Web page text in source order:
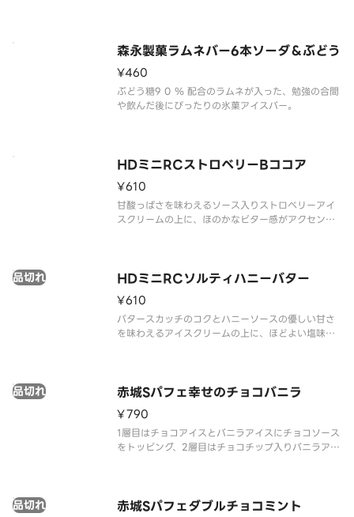
森永製菓ラムネバー6本ソーダ＆ぶどう
¥460
ぶどう糖9 0 ％ 配合のラムネが入った、勉強の合間
や飲んだ後にぴったりの氷菓アイスバー。
HDミニRCストロベリーBココア
¥610
甘酸っぱさを味わえるソース入りストロベリーアイ
スクリームの上に、ほのかなビター感がアクセント
HDミニRCソルティハニーバター
品切れ
¥610
バタースカッチのコクとハニーソースの優しい甘さ
を味わえるアイスクリームの上に、ほどよい塩味を
赤城Sパフェ幸せのチョコバニラ
品切れ
¥790
1層目はチョコアイスとバニラアイスにチョコソース
をトッピング、2層目はチョコチップ入りバニラアイ
赤城Sパフェダブルチョコミント
品切れ